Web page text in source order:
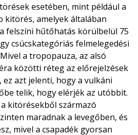
esetében, mint például a
kitörés, amelyek általában
felszíni hűtőhatás körülbelül 75
csúcskategóriás felmelegedési
a tropopauza, az alsó
közötti réteg az előrejelzések
azt jelenti, hogy a vulkáni
telik, hogy elérjék az utóbbit.
kitörésekből származó
maradnak a levegőben, és
mivel a csapadék gyorsan